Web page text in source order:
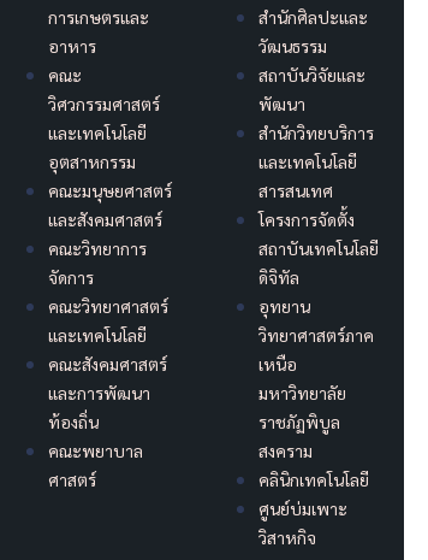
การเกษตรและ
อาหาร
คณะ
วิศวกรรมศาสตร์
และเทคโนโลยี
อุตสาหกรรม
คณะมนุษยศาสตร์
และสังคมศาสตร์
คณะวิทยาการ
จัดการ
คณะวิทยาศาสตร์
และเทคโนโลยี
คณะสังคมศาสตร์
และการพัฒนา
ท้องถิ่น
คณะพยาบาล
ศาสตร์
สำนักศิลปะและ
วัฒนธรรม
สถาบันวิจัยและ
พัฒนา
สำนักวิทยบริการ
และเทคโนโลยี
สารสนเทศ
โครงการจัดตั้ง
สถาบันเทคโนโลยี
ดิจิทัล
อุทยาน
วิทยาศาสตร์ภาค
เหนือ
มหาวิทยาลัย
ราชภัฏพิบูล
สงคราม
คลินิกเทคโนโลยี
ศูนย์บ่มเพาะ
วิสาหกิจ